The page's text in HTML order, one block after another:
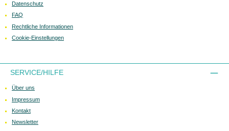
Datenschutz
FAQ
Rechtliche Informationen
Cookie-Einstellungen
SERVICE/HILFE
Über uns
Impressum
Kontakt
Newsletter